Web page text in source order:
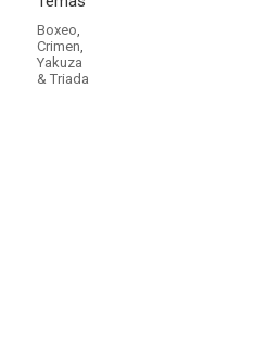
Boxeo,
Crimen,
Yakuza
& Triada